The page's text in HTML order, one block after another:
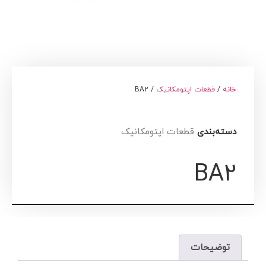
خانه / قطعات اپتومکانیک / BA2
دسته‌بندی قطعات اپتومکانیک
BA2
توضیحات